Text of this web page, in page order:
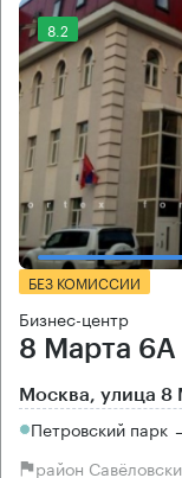
8.2
БЕЗ КОМИССИИ
Бизнес-центр
8 Марта 6А
Москва, улица 8
Петровский парк
район